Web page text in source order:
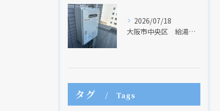
2026/07/18
大阪市中央区 給湯器のリモコンが無くても、リモコンを設置する方法はあります
タグ Tags
現在、新聞に入っている折込チラシです。
現在、新聞に入っている折込チラシです。